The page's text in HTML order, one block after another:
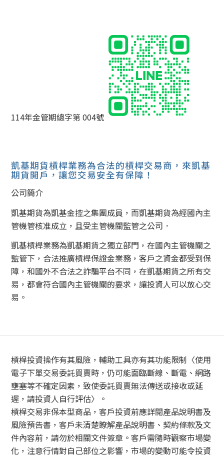
114年金管期總字第 004號
凱基期貨槓桿業務為合法的槓桿交易商，來凱基
期貨開戶，讓您交易安全有保障！
公司簡介
凱基期貨為凱基金控之集團成員，而凱基期貨為經國內主
管機管核准成立，且受主管機關監管之公司．
凱基槓桿業務為凱基期貨之獨立部門，在國內主管機關之
監管下，合法推廣槓桿保證金業務，客戶之資金都受到保
障，和國外不合法之詐騙平台不同，在凱基期貨之所有交
易，都會符合國內主管機關的要求，讓投資人可以放心交
易。
槓桿投資操作有其風險，輔助工具亦有其功能限制〈使用
電子下單交易委託買賣時，仍可能面臨斷線、斷電、網路
壅塞等不確定因素，致使委託買賣無法傳送或接收或延
遲，請投資人自行評估〉。
槓桿交易非保本型商品，客戶投資前應詳閱產品說明書及
風險預告書，客戶未清楚瞭解產品說明書、契約條款及文
件內容前，請勿於相關文件簽章。客戶需隨時觀察市場變
化，注意行情對自己部位之影響，市場的變動可能令投資